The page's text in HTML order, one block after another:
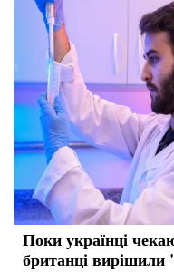
Поки українці
британці